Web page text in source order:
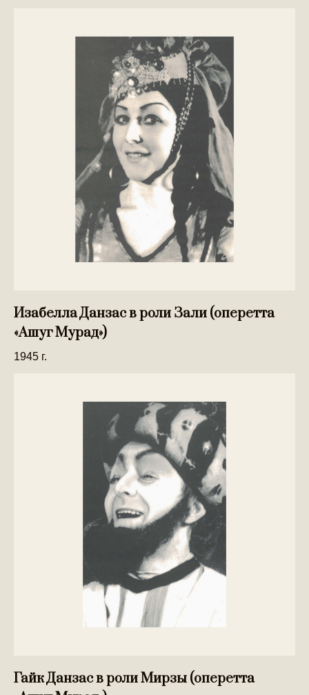
Изабелла Данзас в роли Зали (оперетта
«Ашуг Мурад»)
1945 г.
Гайк Данзас в роли Мирзы (оперетта